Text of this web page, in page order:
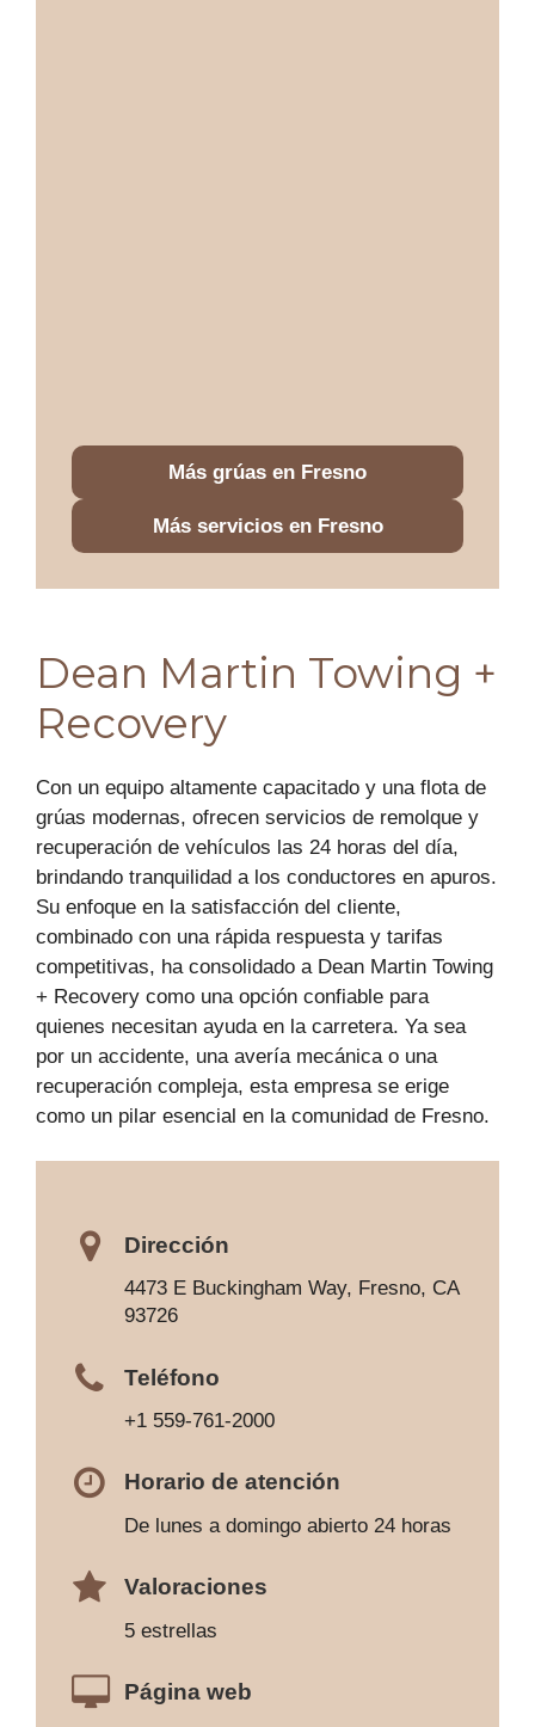
Más grúas en Fresno
Más servicios en Fresno
Dean Martin Towing +
Recovery
Con un equipo altamente capacitado y una flota de
grúas modernas, ofrecen servicios de remolque y
recuperación de vehículos las 24 horas del día,
brindando tranquilidad a los conductores en apuros.
Su enfoque en la satisfacción del cliente,
combinado con una rápida respuesta y tarifas
competitivas, ha consolidado a Dean Martin Towing
+ Recovery como una opción confiable para
quienes necesitan ayuda en la carretera. Ya sea
por un accidente, una avería mecánica o una
recuperación compleja, esta empresa se erige
como un pilar esencial en la comunidad de Fresno.
Dirección
4473 E Buckingham Way, Fresno, CA
93726
Teléfono
+1 559-761-2000
Horario de atención
De lunes a domingo abierto 24 horas
Valoraciones
5 estrellas
Página web